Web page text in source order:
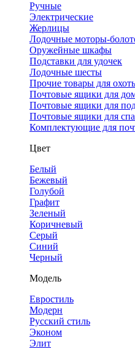
Ручные
Электрические
Жерлицы
Лодочные моторы-
Оружейные шкафы
Подставки для удочек
Лодочные шесты
Прочие товары для
Почтовые ящики для
Почтовые ящики для
Почтовые ящики для
Комплектующие для
Цвет
Белый
Бежевый
Голубой
Графит
Зеленый
Коричневый
Серый
Синий
Черный
Модель
Евростиль
Модерн
Русский стиль
Эконом
Элит